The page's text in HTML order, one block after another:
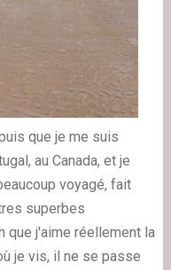
que je me suis
au Canada, et je
voyagé, fait
superbes
que j'aime réellement la
je vis, il ne se passe